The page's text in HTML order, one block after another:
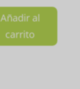
Añadir al
carrito